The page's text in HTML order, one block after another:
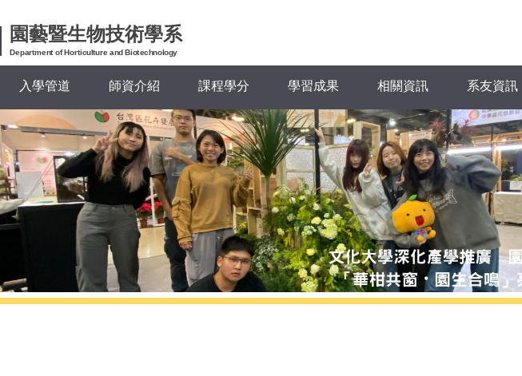
園藝暨生物技術學系
Department of Horticulture and Biotechnology
入學管道 師資介紹 課程學分 學習成果 相關資訊 系友資訊